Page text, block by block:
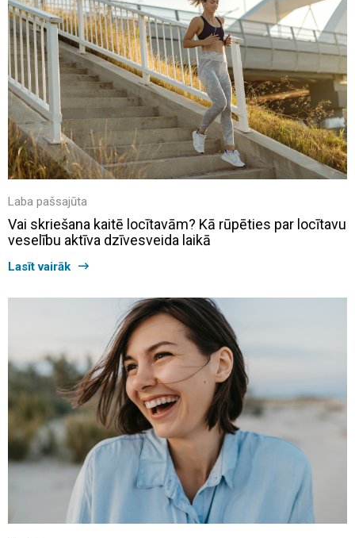
Laba pašsajūta
Vai skriešana kaitē locītavām? Kā rūpēties par locītavu
veselību aktīva dzīvesveida laikā
Lasīt vairāk